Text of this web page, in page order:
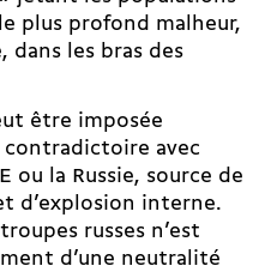
plus profond malheur,
dans les bras des
être imposée
avec
ou la Russie, source de
d’explosion interne.
russes n’est
d’une neutralité